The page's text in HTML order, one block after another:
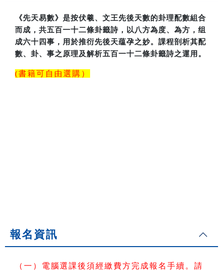
《先天易數》是按伏羲、文王先後天數的卦理配數組合
而成，共五百一十二條卦籤詩，以八方為度、為方，组
成六十四事，用於推衍先後天蕴孕之妙。課程剖析其配
數、卦、事之原理及解析五百一十二條卦籤詩之運用。
(書籍可自由選購）
報名資訊
（一）電腦選課後須經繳費方完成報名手續。請